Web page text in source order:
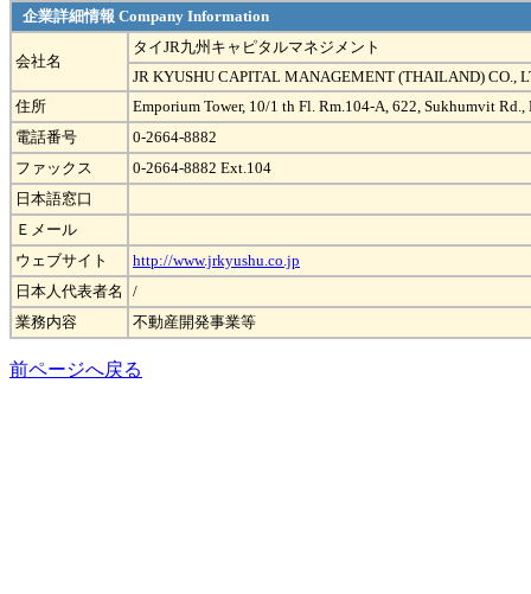
企業詳細情報 Company Information
会社名
タイJR九州キャピタルマネジメント
JR KYUSHU CAPITAL MANAGEMENT (THAILAND) CO.,
住所
Emporium Tower, 10/1 th Fl. Rm.104-A, 622, Sukhumvit
電話番号
0-2664-8882
ファックス
0-2664-8882 Ext.104
日本語窓口
Ｅメール
ウェブサイト
http://www.jrkyushu.co.jp
日本人代表者名
/
業務内容
不動産開発事業等
前ページへ戻る